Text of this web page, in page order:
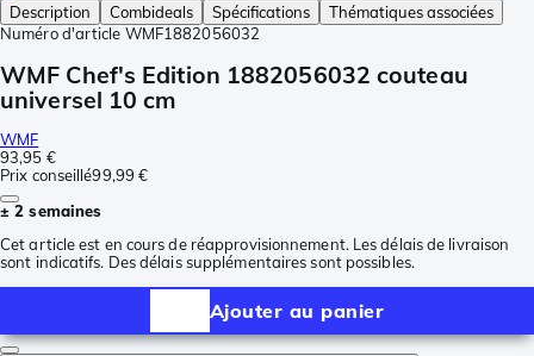
Description
Combideals Spécifications
Thématiques associées
Numéro d'article WMF1882056032
WMF Chef's Edition 1882056032 couteau
universel 10 cm
WMF
93,95 €
Prix conseillé99,99 €
± 2 semaines
Cet article est en cours de réapprovisionnement. Les délais de livraison
sont indicatifs. Des délais supplémentaires sont possibles.
Ajouter au panier